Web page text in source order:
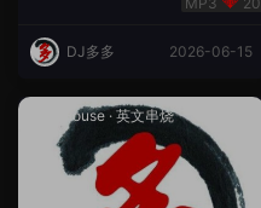
DJ多多 2026-06-15
Lak House· 英文串烧